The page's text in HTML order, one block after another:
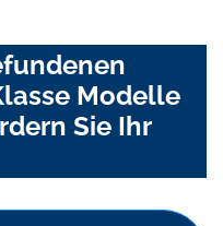
Modelle
Sie Ihr